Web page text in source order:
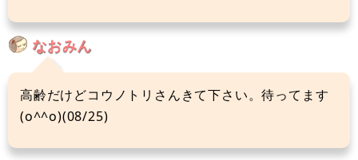
なおみん
高齢だけどコウノトリさんきて下さい。待ってます
(o^^o)(08/25)